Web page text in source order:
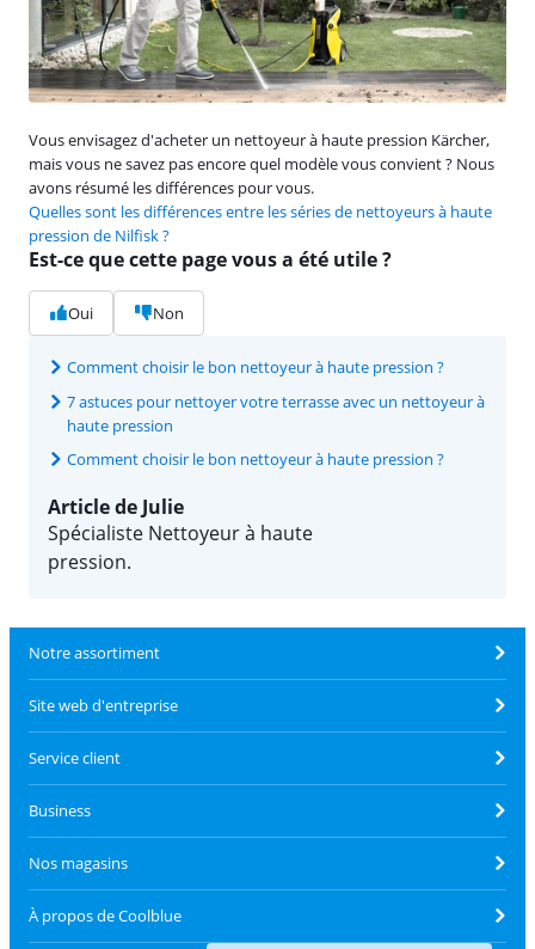
Vous envisagez d'acheter un nettoyeur à haute pression Kärcher,
mais vous ne savez pas encore quel modèle vous convient ? Nous
avons résumé les différences pour vous.
Quelles sont les différences entre les séries de nettoyeurs à haute
pression de Nilfisk ?
Est-ce que cette page vous a été utile ?
Oui Non
Comment choisir le bon nettoyeur à haute pression ?
7 astuces pour nettoyer votre terrasse avec un nettoyeur à
haute pression
Comment choisir le bon nettoyeur à haute pression ?
Article de Julie
Spécialiste Nettoyeur à haute
pression.
Notre assortiment
Site web d'entreprise
Service client
Business
Nos magasins
À propos de Coolblue